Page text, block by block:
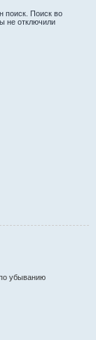
поиск. Поиск во
не отключили
убыванию